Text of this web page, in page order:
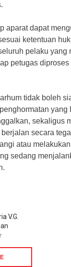
aparat dapat
ketentuan
pelaku yang
petugas
tidak boleh
yang
sekaligus
secara
atau
sedang
V.G.